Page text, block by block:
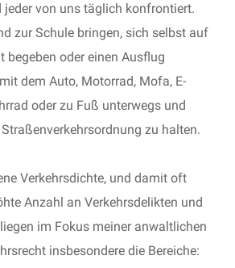
jeder von uns täglich konfrontiert.
zur Schule bringen, sich selbst auf
begeben oder einen Ausflug
dem Auto, Motorrad, Mofa, E-
oder zu Fuß unterwegs und
zu halten.
Verkehrsdichte, und damit oft
Anzahl an Verkehrsdelikten und
im Fokus meiner anwaltlichen
insbesondere die Bereiche: